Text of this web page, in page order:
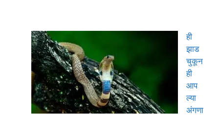
ही
झाड
चुकून
ही
आप
ल्या
अंगणा